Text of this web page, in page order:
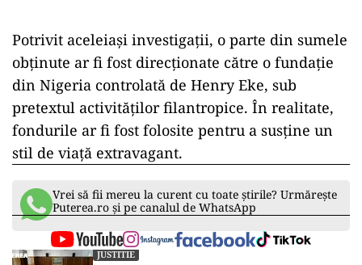
Potrivit aceleiași investigații, o parte din sumele
obținute ar fi fost direcționate către o fundație
din Nigeria controlată de Henry Eke, sub
pretextul activităților filantropice. În realitate,
fondurile ar fi fost folosite pentru a susține un
stil de viață extravagant.
Vrei să fii mereu la curent cu toate știrile? Urmărește
Puterea.ro și pe canalul de WhatsApp
JUSTITIE